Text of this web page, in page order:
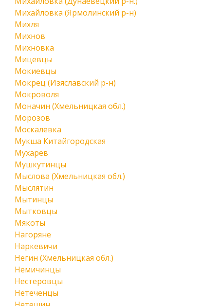
Михайловка (Ярмолинский р-н)
Михля
Михнов
Михновка
Мицевцы
Мокиевцы
Мокрец (Изяславский р-н)
Мокроволя
Моначин (Хмельницкая обл.)
Морозов
Москалевка
Мукша Китайгородская
Мухарев
Мушкутинцы
Мыслова (Хмельницкая обл.)
Мыслятин
Мытинцы
Мытковцы
Мякоты
Нагоряне
Наркевичи
Негин (Хмельницкая обл.)
Немичинцы
Нестеровцы
Нетеченцы